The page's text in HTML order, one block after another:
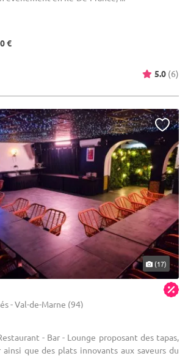
€
5.0 (6)
(17)
- Val-de-Marne (94)
- Bar - Lounge proposant des tapas,
que des plats innovants aux saveurs du